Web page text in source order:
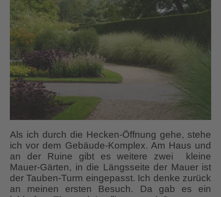
Als ich durch die Hecken-Öffnung gehe, stehe
ich vor dem Gebäude-Komplex. Am Haus und
an der Ruine gibt es weitere zwei kleine
Mauer-Gärten, in die Längsseite der Mauer ist
der Tauben-Turm eingepasst. Ich denke zurück
an meinen ersten Besuch. Da gab es ein